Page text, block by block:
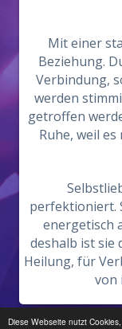
Diese Webseite nutzt
Mit einer
Beziehung.
Verbindung,
werden
getroffen
Ruhe, weil
perfektioniert.
energetisch
deshalb ist sie
Heilung, für
von